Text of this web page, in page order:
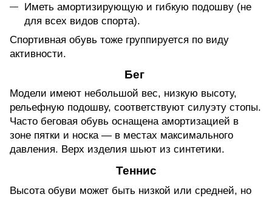
Иметь амортизирующую и гибкую подошву (не
для всех видов спорта).
Спортивная обувь тоже группируется по виду
активности.
Бег
Модели имеют небольшой вес, низкую высоту,
рельефную подошву, соответствуют силуэту стопы.
Часто беговая обувь оснащена амортизацией в
зоне пятки и носка — в местах максимального
давления. Верх изделия шьют из синтетики.
Теннис
Высота обуви может быть низкой или средней, но